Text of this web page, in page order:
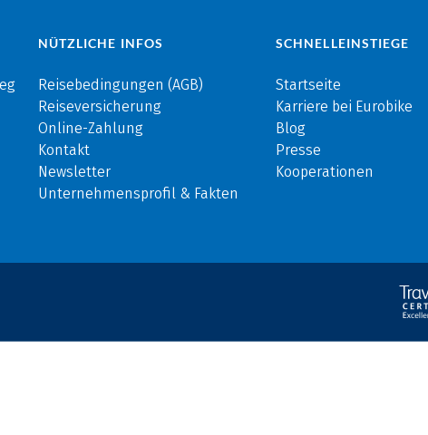
NÜTZLICHE INFOS
Reisebedingungen (AGB)
Reiseversicherung
Online-Zahlung
Kontakt
Newsletter
Unternehmensprofil & Fakten
SCHNELLEINSTIEGE
Startseite
Karriere bei Eurobike
Blog
Presse
Kooperationen